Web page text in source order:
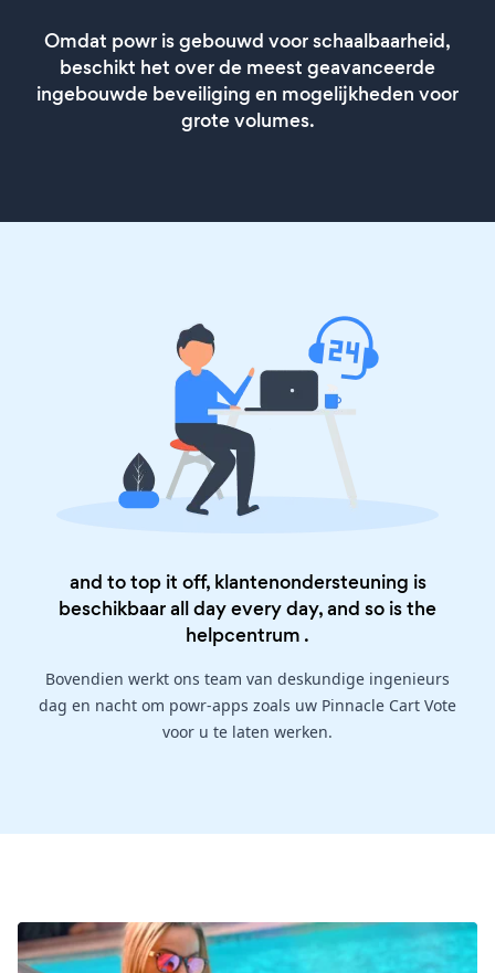
Omdat powr is gebouwd voor schaalbaarheid,
beschikt het over de meest geavanceerde
ingebouwde beveiliging en mogelijkheden voor
grote volumes.
and to top it off, klantenondersteuning is
beschikbaar all day every day, and so is the
helpcentrum .
Bovendien werkt ons team van deskundige ingenieurs
dag en nacht om powr-apps zoals uw Pinnacle Cart Vote
voor u te laten werken.